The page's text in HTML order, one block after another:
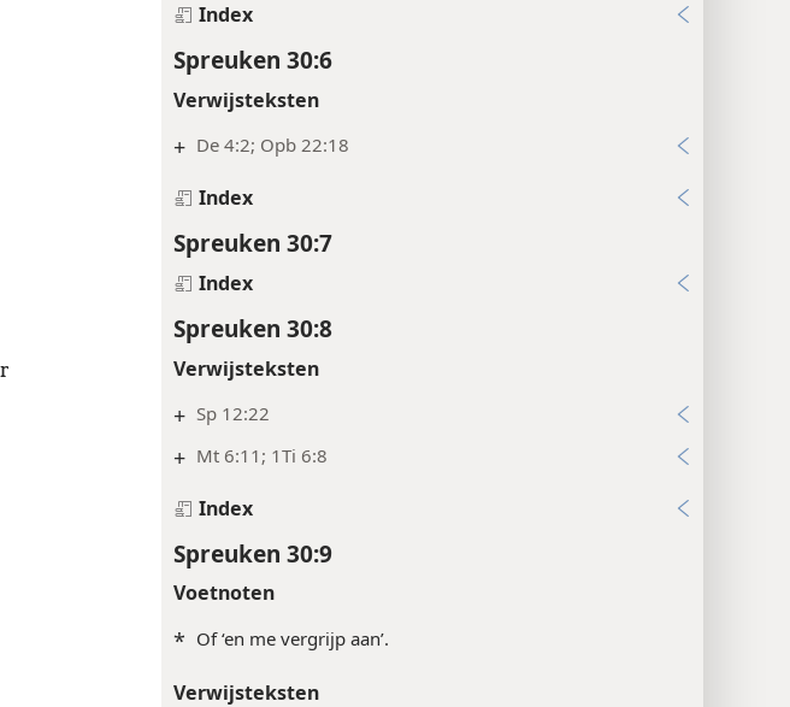
Index
Spreuken 30:6
Verwijsteksten
+
Index
Spreuken 30:7
Index
Spreuken 30:8
Verwijsteksten
+ Sp 12:22
Index
Spreuken 30:9
Voetnoten